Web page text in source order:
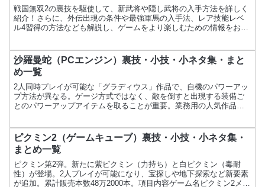
戦国無双2の裏技を駆使して、新武将や隠し武将の入手方法を詳しく
紹介！さらに、外伝出現の条件や最強軍馬の入手法、レア技能レベ
ル4習得の方法なども解説し、ゲームをより楽しむための情報をお届
沙羅曼蛇（PCエンジン）裏技・小技・小ネタ集・まと
め一覧
2人同時プレイが可能な「グラディウス」作品で、自機のパワーアッ
プ方法が異なる。ゲージ方式ではなく、敵を倒すと出現する装備ご
とのパワーアップアイテムを取ることが重要。業務用の人気作品か
ピクミン2（ゲームキューブ）裏技・小技・小ネタ集・
まとめ一覧
ピクミン第2弾。新たに紫ピクミン（力持ち）と白ピクミン（毒耐
性）が登場。2人プレイが可能になり、宝探しや地下探索など新要素
が追加。累計販売本数48万2000本。項目内容ゲーム名ピクミン2メー